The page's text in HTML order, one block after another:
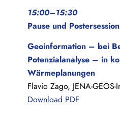
15:00–15:30
Pause und Postersession
Geoinformation – bei
Potenzialanalyse – in
Wärmeplanungen
Flavio Zago, JENA-
Download PDF